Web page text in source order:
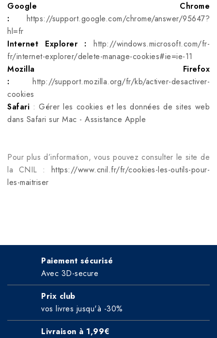
Google Chrome
:
https://support.google.com/chrome/answer/95647?
hl=fr
Internet Explorer : http://windows.microsoft.com/fr-
fr/internet-explorer/delete-manage-cookies#ie=ie-11
Mozilla Firefox
: http://support.mozilla.org/fr/kb/activer-desactiver-
cookies
Safari :Gérer les cookies et les données de sites web
dans Safari sur Mac - Assistance Apple
Pour plus d’information, vous pouvez consulter le site de
la CNIL : https://www.cnil.fr/fr/cookies-les-outils-pour-
les-maitriser
Paiement sécurisé
Avec 3D-secure
Prix club
vos livres jusqu'à -30%
Livraison à 1,99€